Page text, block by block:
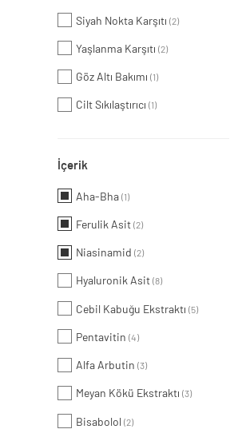
Siyah Nokta Karşıtı (2)
Yaşlanma Karşıtı (2)
Göz Altı Bakımı (1)
Cilt Sıkılaştırıcı (1)
İçerik
Aha-Bha (1)
Ferulik Asit (2)
Niasinamid (2)
Hyaluronik Asit (8)
Cebil Kabuğu Ekstraktı (5)
Pentavitin (4)
Alfa Arbutin (3)
Meyan Kökü Ekstraktı (3)
Bisabolol (2)